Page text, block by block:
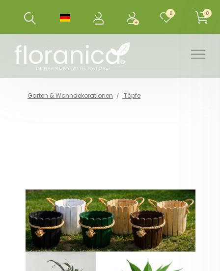
0 0
Garten & Wohndekorationen Töpfe